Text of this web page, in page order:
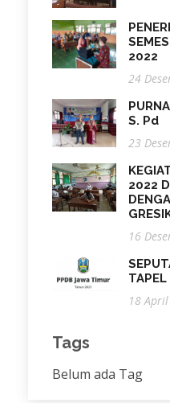
2022
24
S. Pd
23
2022
16
18
Tags
Belum ada Tag